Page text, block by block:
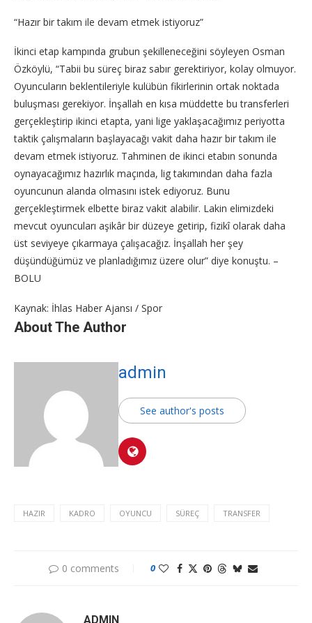
“Hazır bir takım ile devam etmek istiyoruz”
İkinci etap kampında grubun şekilleneceğini söyleyen Osman
Özköylü, “Tabii bu süreç biraz sabır gerektiriyor, kolay olmuyor.
Oyuncuların beklentileriyle kulübün fikirlerinin ortak noktada
buluşması gerekiyor. İnşallah en kısa müddette bu transferleri
gerçekleştirip ikinci etapta, yani lige yaklaşacağımız periyotta
taktik çalışmaların başlayacağı vakit daha hazır bir takım ile
devam etmek istiyoruz. Tahminen de ikinci etabın sonunda
oynayacağımız hazırlık maçında, lig takımından daha fazla
oyuncunun alanda olmasını istek ediyoruz. Bunu
gerçekleştirmek elbette biraz vakit alabilir. Lakin elimizdeki
mevcut oyuncuları aşikâr bir düzeye getirip, fizikî olarak daha
üst seviyeye çıkarmaya çalışacağız. İnşallah her şey
düşündüğümüz ve planladığımız üzere olur” diye konuştu. –
BOLU
Kaynak: İhlas Haber Ajansı / Spor
About The Author
admin
See author's posts
HAZIR KADRO OYUNCU SÜREÇ TRANSFER
0 comments 0
ADMIN